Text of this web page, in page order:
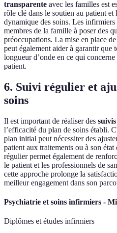
transparente avec les familles est
rôle clé dans le soutien au patient
dynamique des soins. Les
membres de la famille à poser des
préoccupations. La mise en place de
peut également aider à garantir que
longueur d’onde en ce qui
patient.
6. Suivi régulier et
soins
Il est important de réaliser des
l’efficacité du plan de soins établi.
plan initial peut nécessiter des
patient aux traitements ou à son
régulier permet également de
le patient et les professionnels de
cette approche prolonge la
meilleur engagement dans son
Psychiatrie et soins infirmiers -
Diplômes et études infirmiers